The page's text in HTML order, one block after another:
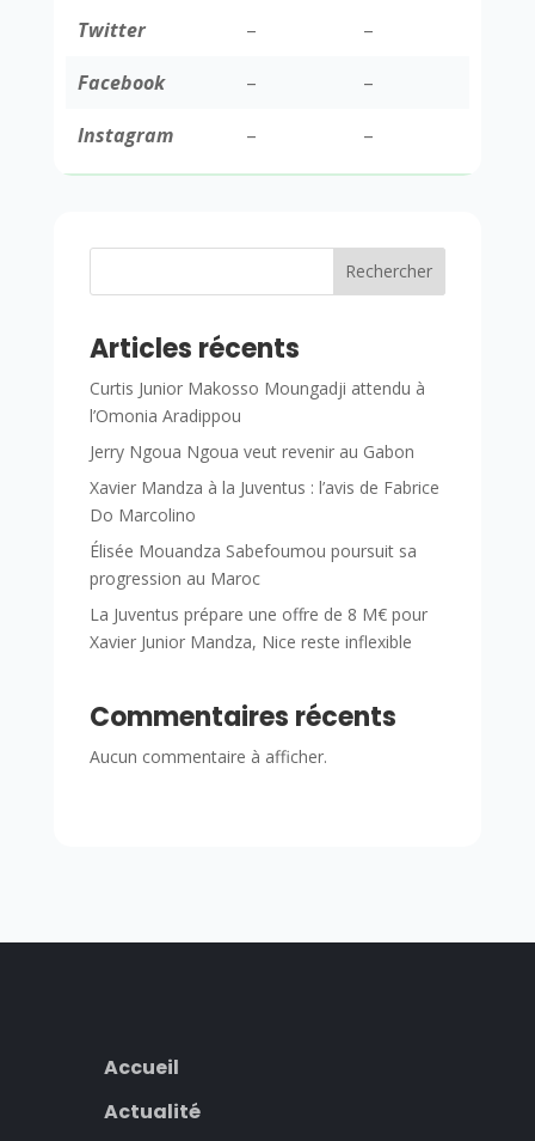
Twitter –
–
Facebook
–
–
Instagram
– –
Rechercher
Articles récents
Curtis Junior Makosso Moungadji attendu à
l’Omonia Aradippou
Jerry Ngoua Ngoua veut revenir au Gabon
Xavier Mandza à la Juventus : l’avis de Fabrice
Do Marcolino
Élisée Mouandza Sabefoumou poursuit sa
progression au Maroc
La Juventus prépare une offre de 8 M€ pour
Xavier Junior Mandza, Nice reste inflexible
Commentaires récents
Aucun commentaire à afficher.
Accueil
Actualité